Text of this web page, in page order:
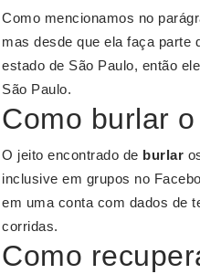
Como mencionamos no
mas desde que ela faça parte
estado de São Paulo, então
São Paulo.
Como burlar
O jeito encontrado de burlar
inclusive em grupos no
em uma conta com dados de
corridas.
Como